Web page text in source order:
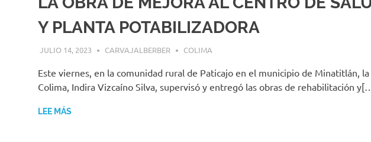
Y PLANTA POTABILIZADORA
JULIO 14, 2023 CARVAJALBERBER COLIMA
Este viernes, en la comunidad rural de Paticajo en el municipio de Minatitlán,
Colima, Indira Vizcaíno Silva, supervisó y entregó las obras de rehabilitación
LEE MÁS